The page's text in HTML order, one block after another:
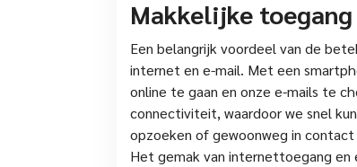
Makkelijke
Een belangrijk voordeel van de
internet en e-mail. Met een
online te gaan en onze e-mails te
connectiviteit, waardoor we snel
opzoeken of gewoonweg in
Het gemak van internettoegang en